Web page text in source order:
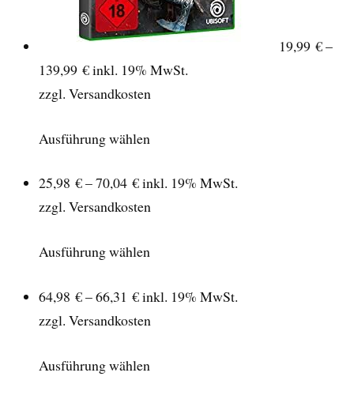
19,99 € –
139,99 €inkl. 19% MwSt.
zzgl. Versandkosten
Ausführung wählen
25,98 € – 70,04 €inkl. 19% MwSt.
zzgl. Versandkosten
Ausführung wählen
64,98 € – 66,31 €inkl. 19% MwSt.
zzgl. Versandkosten
Ausführung wählen